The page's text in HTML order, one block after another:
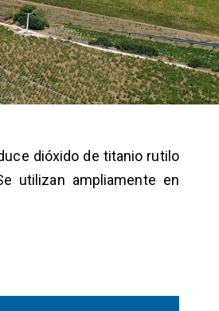
dióxido de titanio rutilo
utilizan ampliamente en